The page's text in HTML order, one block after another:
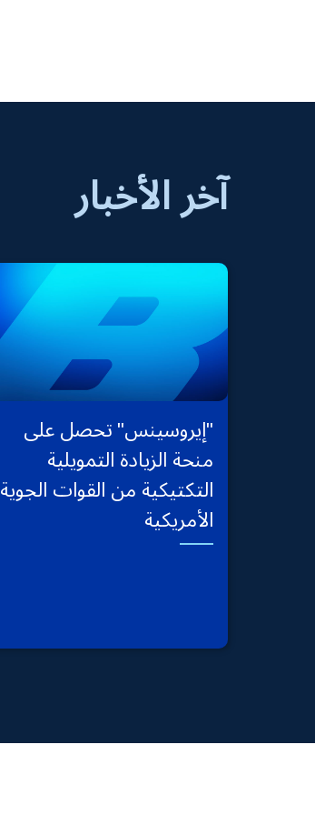
آخر الأخبار
"إيروسينس" تحصل على
منحة الزيادة التمويلية
التكتيكية من القوات الجوية
الأمريكية